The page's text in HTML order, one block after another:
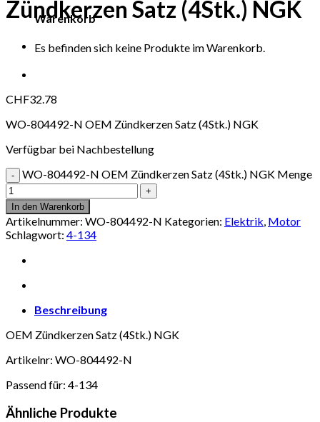
Warenkorb
Es befinden sich keine Produkte im Warenkorb.
Zündkerzen Satz (4Stk.) NGK
CHF32.78
WO-804492-N OEM Zündkerzen Satz (4Stk.) NGK
Verfügbar bei Nachbestellung
WO-804492-N OEM Zündkerzen Satz (4Stk.) NGK Menge
In den Warenkorb
Artikelnummer: WO-804492-N Kategorien: Elektrik, Motor
Schlagwort: 4-134
Beschreibung
OEM Zündkerzen Satz (4Stk.) NGK
Artikelnr: WO-804492-N
Passend für: 4-134
Ähnliche Produkte